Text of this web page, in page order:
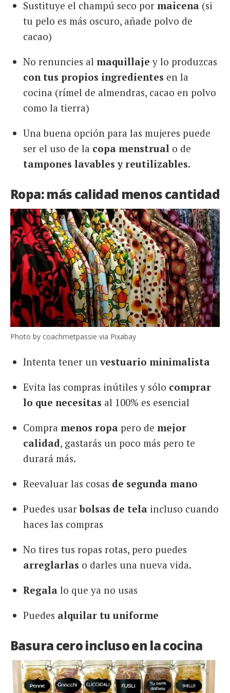
Sustituye el champú seco por maicena (si
tu pelo es más oscuro, añade polvo de
cacao)
No renuncies al maquillaje y lo produzcas
con tus propios ingredientes en la
cocina (rímel de almendras, cacao en polvo
como la tierra)
Una buena opción para las mujeres puede
ser el uso de la copa menstrual o de
tampones lavables y reutilizables.
Ropa: más calidad menos cantidad
Photo by coachmetpassie via Pixabay
Intenta tener unvestuario minimalista
Evita las compras inútiles y sólo comprar
lo que necesitas al 100% es esencial
Compra menos ropa pero de mejor
calidad, gastarás un poco más pero te
durará más.
Reevaluar las cosas de segunda mano
Puedes usarbolsas de tela incluso cuando
haces las compras
No tires tus ropas rotas, pero puedes
arreglarlas o darles una nueva vida.
Regala lo que ya no usas
Puedes alquilar tu uniforme
Basura cero incluso en la cocina